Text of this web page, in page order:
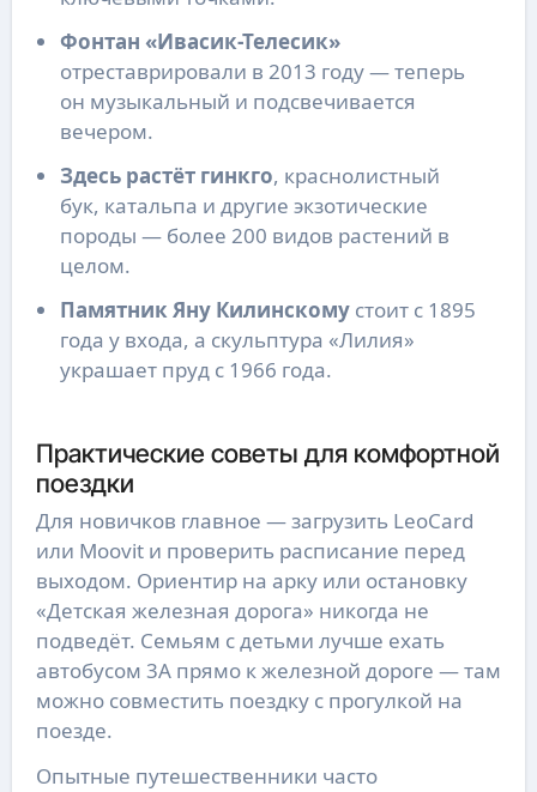
Фонтан «Ивасик-Телесик»
отреставрировали в 2013 году — теперь
он музыкальный и подсвечивается
вечером.
Здесь растёт гинкго, краснолистный
бук, катальпа и другие экзотические
породы — более 200 видов растений в
целом.
Памятник Яну Килинскомустоит с 1895
года у входа, а скульптура «Лилия»
украшает пруд с 1966 года.
Практические советы для комфортной
поездки
Для новичков главное — загрузить LeoCard
или Moovit и проверить расписание перед
выходом. Ориентир на арку или остановку
«Детская железная дорога» никогда не
подведёт. Семьям с детьми лучше ехать
автобусом 3А прямо к железной дороге — там
можно совместить поездку с прогулкой на
поезде.
Опытные путешественники часто